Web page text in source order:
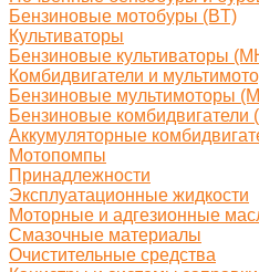
Бензиновые мотобуры (BT)
Культиваторы
Бензиновые культиваторы
Комбидвигатели и
Бензиновые мультимоторы
Бензиновые комбидвигатели
Аккумуляторные
Мотопомпы
Принадлежности
Эксплуатационные жидкости
Моторные и адгезионные
Смазочные материалы
Очистительные средства